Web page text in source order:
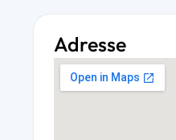
Adresse